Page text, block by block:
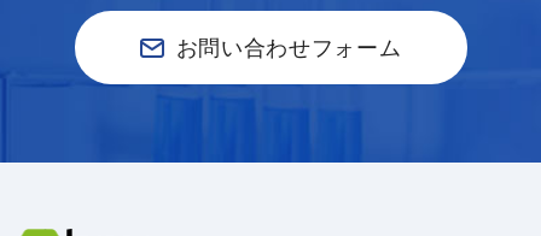
お問い合わせフォーム